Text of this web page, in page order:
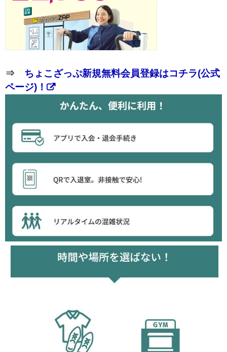
⇒ ちょこざっぷ新規無料会員登録はコチラ(公式
ページ)！